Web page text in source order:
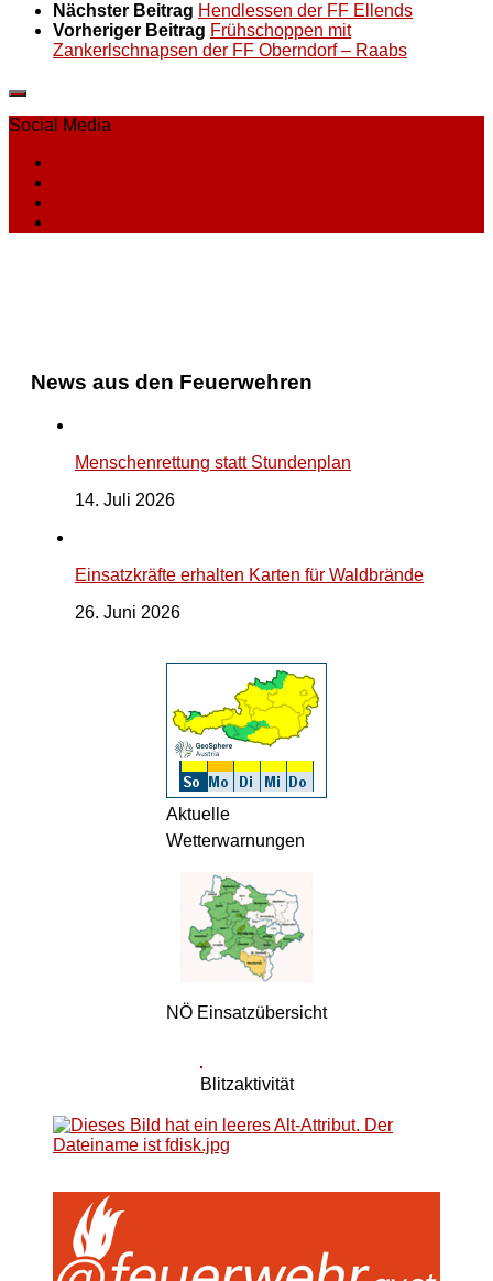
Nächster Beitrag Hendlessen der FF Ellends
Vorheriger Beitrag Frühschoppen mit
Zankerlschnapsen der FF Oberndorf – Raabs
Social Media
News aus den Feuerwehren
Menschenrettung statt Stundenplan
14. Juli 2026
Einsatzkräfte erhalten Karten für Waldbrände
26. Juni 2026
Aktuelle
Wetterwarnungen
NÖ Einsatzübersicht
Blitzaktivität